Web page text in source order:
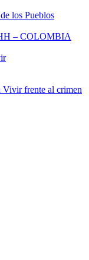
los Pueblos
– COLOMBIA
Vivir frente al crimen